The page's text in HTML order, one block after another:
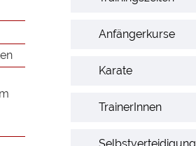
Anfängerkurse
Karate
TrainerInnen